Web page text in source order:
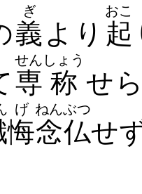
義
ぎ
より 起
おこ
専
せん
称
しょう
せ
悔
げ
念仏
ねんぶつ
せ